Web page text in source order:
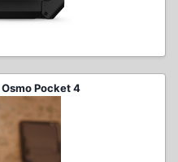
Pocket 4